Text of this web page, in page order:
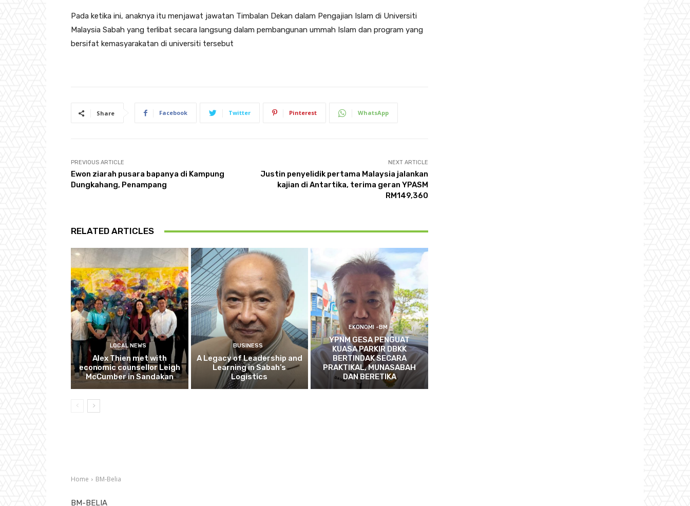
Pada ketika ini, anaknya itu menjawat jawatan Timbalan Dekan dalam Pengajian Islam di Universiti
Malaysia Sabah yang terlibat secara langsung dalam pembangunan ummah Islam dan program yang
bersifat kemasyarakatan di universiti tersebut
Share Facebook Twitter Pinterest WhatsApp
PREVIOUS ARTICLE
Ewon ziarah pusara bapanya di Kampung
Dungkahang, Penampang
NEXT ARTICLE
Justin penyelidik pertama Malaysia jalankan
kajian di Antartika, terima geran YPASM
RM149,360
RELATED ARTICLES
LOCAL NEWS
Alex Thien met with
economic counsellor Leigh
McCumber in Sandakan
BUSINESS
A Legacy of Leadership and
Learning in Sabah’s
Logistics
EKONOMI -BM
YPNM GESA PENGUAT
KUASA PARKIR DBKK
BERTINDAK SECARA
PRAKTIKAL, MUNASABAH
DAN BERETIKA